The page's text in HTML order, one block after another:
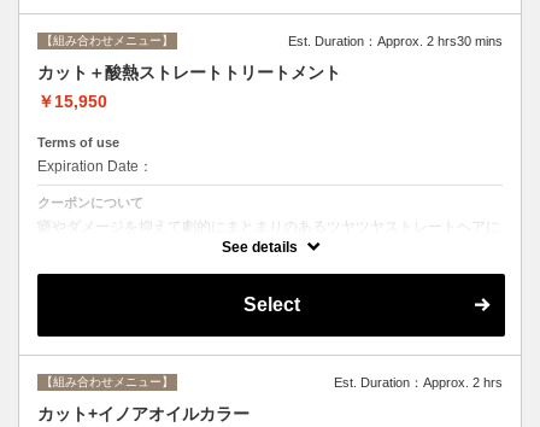
【組み合わせメニュー】 Est. Duration：Approx. 2 hrs30 mins
カット＋酸熱ストレートトリートメント
￥15,950
Terms of use
Expiration Date：
クーポンについて
癖やダメージを抑えて劇的にまとまりのあるツヤツヤストレートヘアに
☆ストレートで痛んだ髪のメンテナンスにも最適。シャンプー、ブロー
See details
Select
【組み合わせメニュー】 Est. Duration：Approx. 2 hrs
カット+イノアオイルカラー